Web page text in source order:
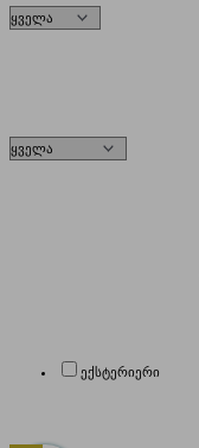
ექსტერიერი